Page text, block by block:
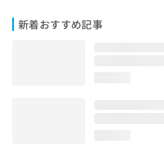
新着おすすめ記事
問
い